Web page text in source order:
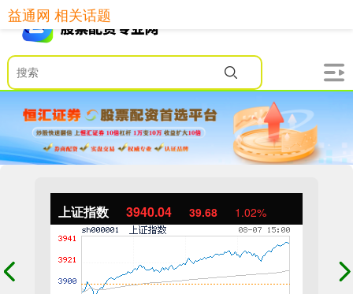
上证指数 3940.04 39.68 1.02%
益通网 相关话题